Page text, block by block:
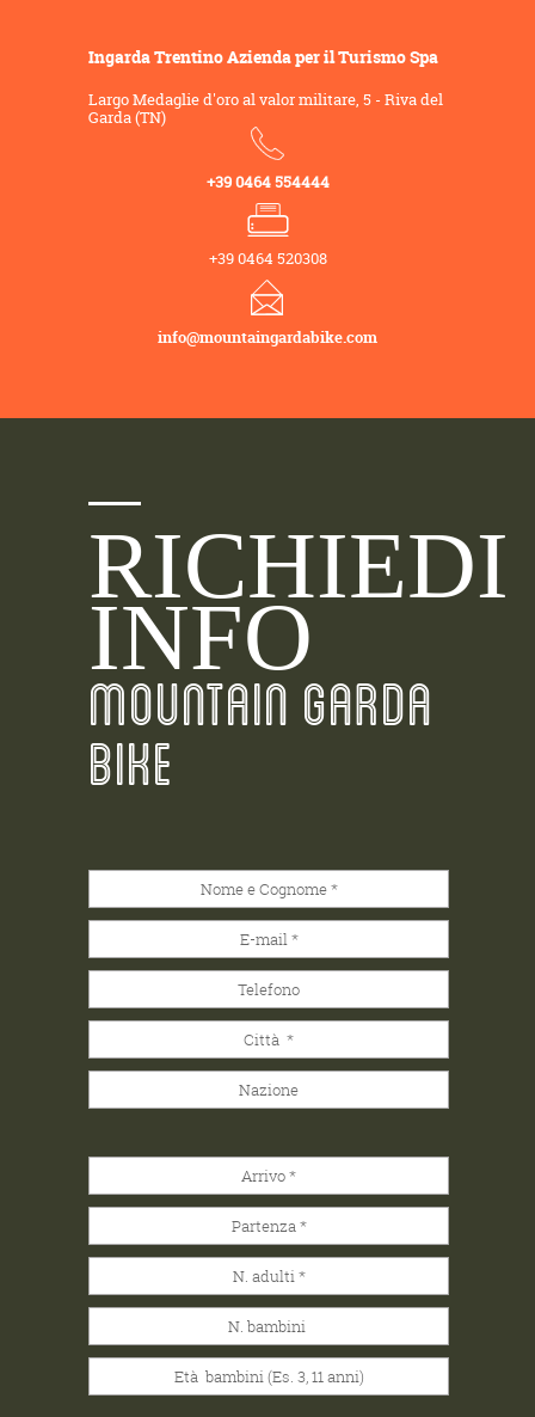
Ingarda Trentino Azienda per il Turismo Spa
Largo Medaglie d'oro al valor militare, 5 - Riva del
Garda (TN)
+39 0464 554444
+39 0464 520308
info@mountaingardabike.com
RICHIEDI
INFO
MOUNTAIN GARDA
BIKE